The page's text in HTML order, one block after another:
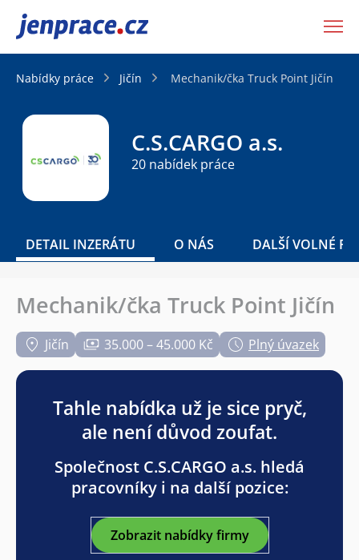
JenPráce.cz
Nabídky práce Jičín Mechanik/čka Truck Point Jičín
C.S.CARGO a.s.
20 nabídek práce
DETAIL INZERÁTU O NÁS DALŠÍ VOLNÉ
Mechanik/čka Truck Point Jičín
Jičín 35.000 – 45.000 Kč Plný úvazek
Tahle nabídka už je sice pryč,
ale není důvod zoufat.
Společnost C.S.CARGO a.s. hledá
pracovníky i na další pozice:
Zobrazit nabídky firmy